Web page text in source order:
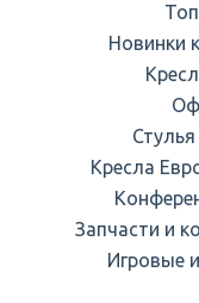
Новинки
Кресла
Запчасти и
Игровые